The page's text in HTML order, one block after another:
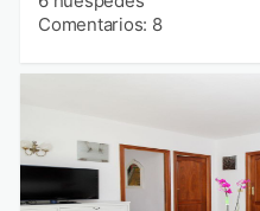
Comentarios: 8